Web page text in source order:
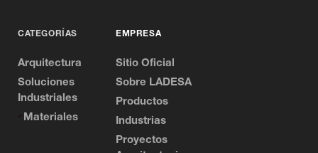
CATEGORÍAS
Arquitectura
Soluciones
Industriales
Materiales
EMPRESA
Sitio Oficial
Sobre LADESA
Productos
Industrias
Proyectos